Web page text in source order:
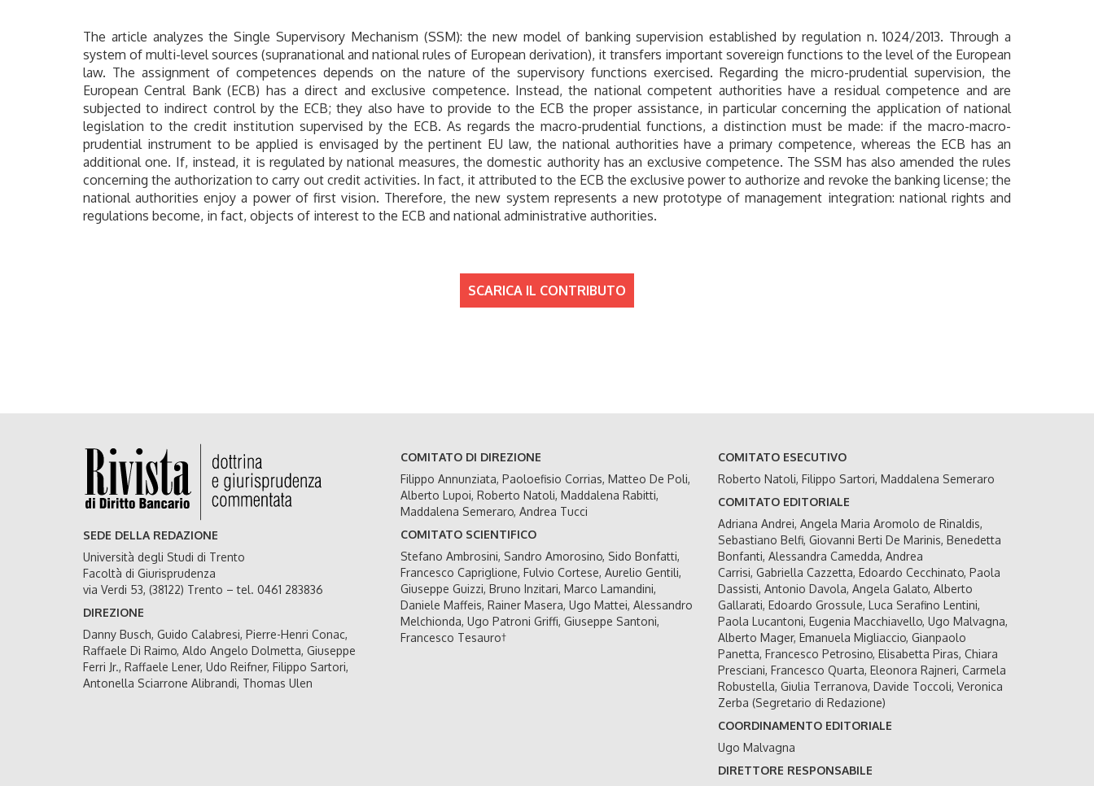
The article analyzes the Single Supervisory Mechanism (SSM): the new model of banking supervision established by regulation n. 1024/2013. Through a
system of multi-level sources (supranational and national rules of European derivation), it transfers important sovereign functions to the level of the European
law. The assignment of competences depends on the nature of the supervisory functions exercised. Regarding the micro-prudential supervision, the
European Central Bank (ECB) has a direct and exclusive competence. Instead, the national competent authorities have a residual competence and are
subjected to indirect control by the ECB; they also have to provide to the ECB the proper assistance, in particular concerning the application of national
legislation to the credit institution supervised by the ECB. As regards the macro-prudential functions, a distinction must be made: if the macro-macro-
prudential instrument to be applied is envisaged by the pertinent EU law, the national authorities have a primary competence, whereas the ECB has an
additional one. If, instead, it is regulated by national measures, the domestic authority has an exclusive competence. The SSM has also amended the rules
concerning the authorization to carry out credit activities. In fact, it attributed to the ECB the exclusive power to authorize and revoke the banking license; the
national authorities enjoy a power of first vision. Therefore, the new system represents a new prototype of management integration: national rights and
regulations become, in fact, objects of interest to the ECB and national administrative authorities.
SCARICA IL CONTRIBUTO
SEDE DELLA REDAZIONE
Università degli Studi di Trento
Facoltà di Giurisprudenza
via Verdi 53, (38122) Trento – tel. 0461 283836
DIREZIONE
Danny Busch, Guido Calabresi, Pierre-Henri Conac,
Raffaele Di Raimo, Aldo Angelo Dolmetta, Giuseppe
Ferri Jr., Raffaele Lener, Udo Reifner, Filippo Sartori,
Antonella Sciarrone Alibrandi, Thomas Ulen
COMITATO DI DIREZIONE
Filippo Annunziata, Paoloefisio Corrias, Matteo De Poli,
Alberto Lupoi, Roberto Natoli, Maddalena Rabitti,
Maddalena Semeraro, Andrea Tucci
COMITATO SCIENTIFICO
Stefano Ambrosini, Sandro Amorosino, Sido Bonfatti,
Francesco Capriglione, Fulvio Cortese, Aurelio Gentili,
Giuseppe Guizzi, Bruno Inzitari, Marco Lamandini,
Daniele Maffeis, Rainer Masera, Ugo Mattei, Alessandro
Melchionda, Ugo Patroni Griffi, Giuseppe Santoni,
Francesco Tesauro†
COMITATO ESECUTIVO
Roberto Natoli, Filippo Sartori, Maddalena Semeraro
COMITATO EDITORIALE
Adriana Andrei, Angela Maria Aromolo de Rinaldis,
Sebastiano Belfi, Giovanni Berti De Marinis, Benedetta
Bonfanti, Alessandra Camedda, Andrea
Carrisi, Gabriella Cazzetta, Edoardo Cecchinato, Paola
Dassisti, Antonio Davola, Angela Galato, Alberto
Gallarati, Edoardo Grossule, Luca Serafino Lentini,
Paola Lucantoni, Eugenia Macchiavello, Ugo Malvagna,
Alberto Mager, Emanuela Migliaccio, Gianpaolo
Panetta, Francesco Petrosino, Elisabetta Piras, Chiara
Presciani, Francesco Quarta, Eleonora Rajneri, Carmela
Robustella, Giulia Terranova, Davide Toccoli, Veronica
Zerba (Segretario di Redazione)
COORDINAMENTO EDITORIALE
Ugo Malvagna
DIRETTORE RESPONSABILE